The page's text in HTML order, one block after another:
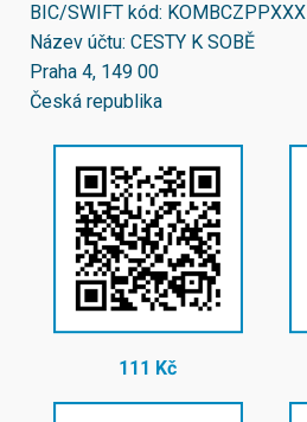
BIC/SWIFT kód: KOMBCZPPXXX
Název účtu: CESTY K SOBĚ
Praha 4, 149 00
Česká republika
111 Kč